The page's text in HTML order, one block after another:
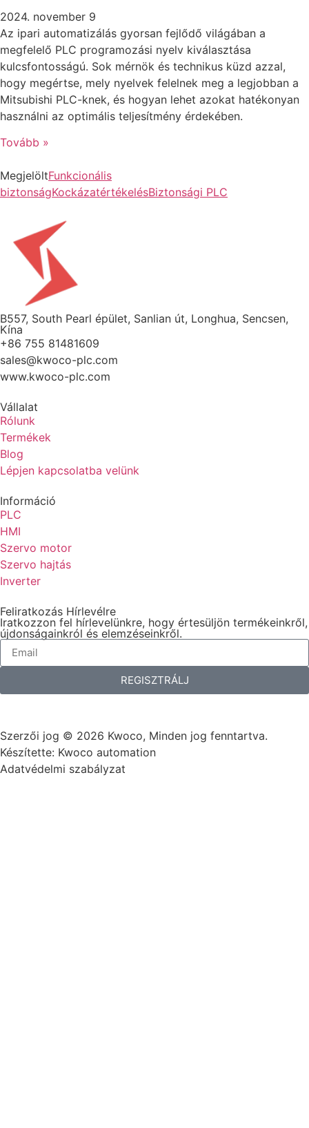
2024. november 9
Az ipari automatizálás gyorsan fejlődő világában a
megfelelő PLC programozási nyelv kiválasztása
kulcsfontosságú. Sok mérnök és technikus küzd azzal,
hogy megértse, mely nyelvek felelnek meg a legjobban a
Mitsubishi PLC-knek, és hogyan lehet azokat hatékonyan
használni az optimális teljesítmény érdekében.
Tovább »
MegjelöltFunkcionális
biztonságKockázatértékelésBiztonsági PLC
B557, South Pearl épület, Sanlian út, Longhua, Sencsen,
Kína
+86 755 81481609
sales@kwoco-plc.com
www.kwoco-plc.com
Vállalat
Rólunk
Termékek
Blog
Lépjen kapcsolatba velünk
Információ
PLC
HMI
Szervo motor
Szervo hajtás
Inverter
Feliratkozás Hírlevélre
Iratkozzon fel hírlevelünkre, hogy értesüljön termékeinkről,
újdonságainkról és elemzéseinkről.
REGISZTRÁLJ
Szerzői jog © 2026 Kwoco, Minden jog fenntartva.
Készítette: Kwoco automation
Adatvédelmi szabályzat